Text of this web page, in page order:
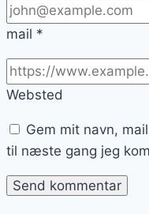
mail *
Websted
Gem mit navn,
til næste gang jeg